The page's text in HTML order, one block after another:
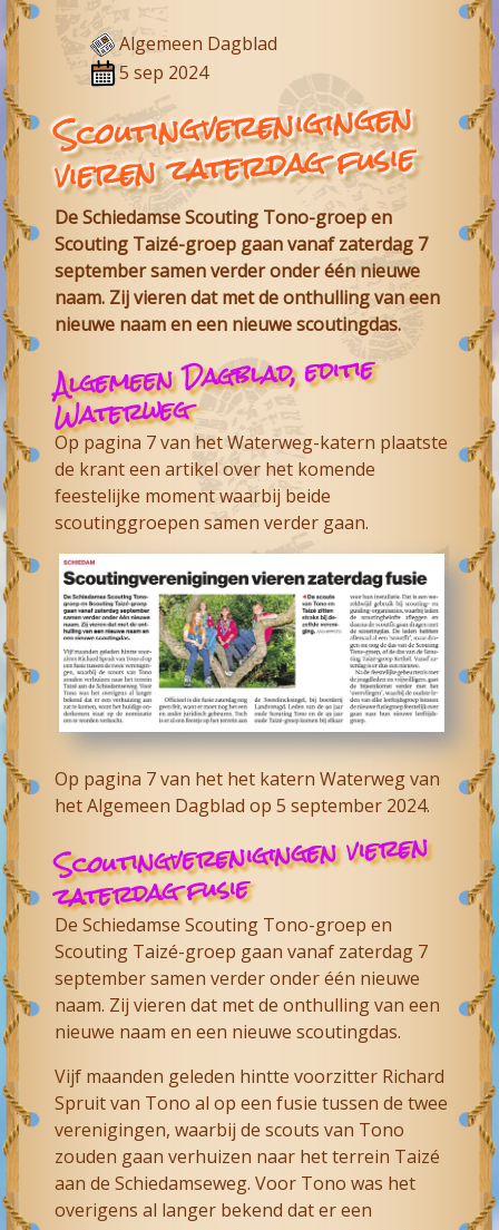
Algemeen Dagblad
5 sep 2024
Scoutingverenigingen
vieren zaterdag fusie
De Schiedamse Scouting Tono-groep en
Scouting Taizé-groep gaan vanaf zaterdag 7
september samen verder onder één nieuwe
naam. Zij vieren dat met de onthulling van een
nieuwe naam en een nieuwe scoutingdas.
Algemeen Dagblad, editie
Waterweg
Op pagina 7 van het Waterweg-katern plaatste
de krant een artikel over het komende
feestelijke moment waarbij beide
scoutinggroepen samen verder gaan.
Op pagina 7 van het het katern Waterweg van
het Algemeen Dagblad op 5 september 2024.
Scoutingverenigingen vieren
zaterdag fusie
De Schiedamse Scouting Tono-groep en
Scouting Taizé-groep gaan vanaf zaterdag 7
september samen verder onder één nieuwe
naam. Zij vieren dat met de onthulling van een
nieuwe naam en een nieuwe scoutingdas.
Vijf maanden geleden hintte voorzitter Richard
Spruit van Tono al op een fusie tussen de twee
verenigingen, waarbij de scouts van Tono
zouden gaan verhuizen naar het terrein Taizé
aan de Schiedamseweg. Voor Tono was het
overigens al langer bekend dat er een